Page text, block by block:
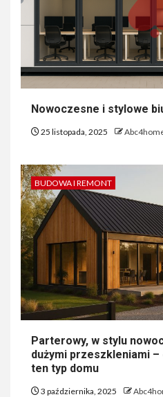
Nowoczesne i stylowe
25 listopada, 2025
BUDOWA I REMONT
Parterowy, w stylu
dużymi przeszkleniami
ten typ domu
3 października, 2025